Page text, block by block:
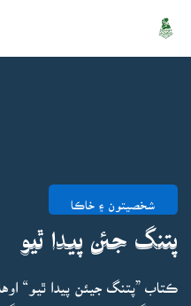
شخصيتون ۽ خاڪا
پتنگ جئن پيدا ٿيو
ڪتاب ”پتنگ جيئن پيدا ٿيو“